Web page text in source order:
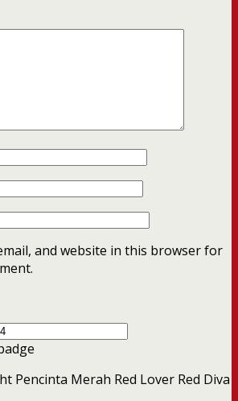
and website in this browser for
Pencinta Merah Red Lover Red Diva